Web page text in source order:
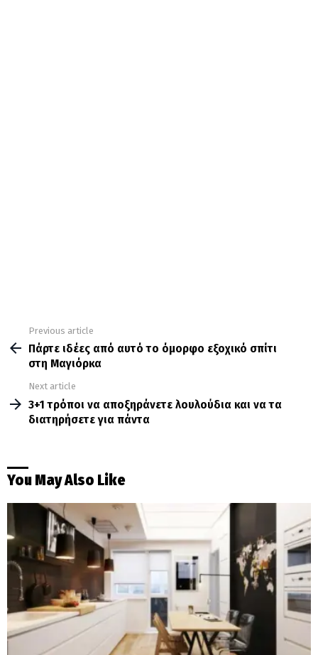
more
Previous article
Πάρτε ιδέες από αυτό το όμορφο εξοχικό σπίτι
στη Μαγιόρκα
Next article
3+1 τρόποι να αποξηράνετε λουλούδια και να τα
διατηρήσετε για πάντα
You May Also Like